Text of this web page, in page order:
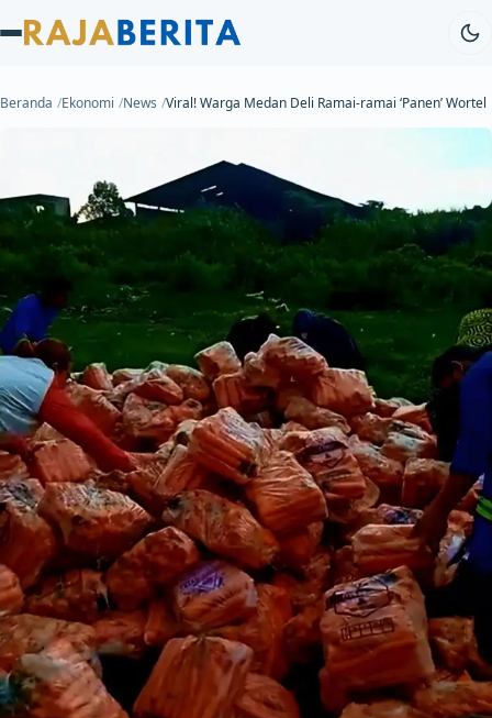
Beranda Ekonomi News Viral! Warga Medan Deli Ramai-ramai ‘Panen’ Wortel